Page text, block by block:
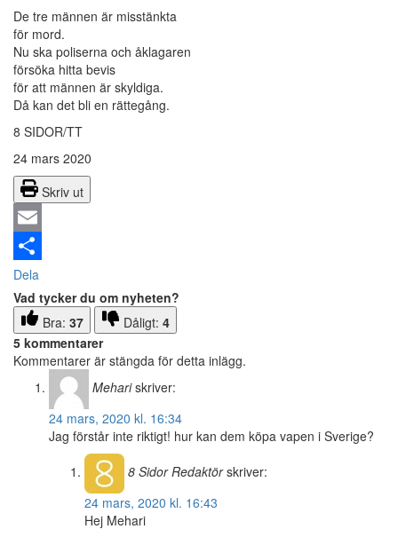
De tre männen är misstänkta
för mord.
Nu ska poliserna och åklagaren
försöka hitta bevis
för att männen är skyldiga.
Då kan det bli en rättegång.
8 SIDOR/TT
24 mars 2020
Skriv ut
Email
Dela
Vad tycker du om nyheten?
Bra: 37 Dåligt: 4
5 kommentarer
Kommentarer är stängda för detta inlägg.
Mehari skriver:
24 mars, 2020 kl. 16:34
Jag förstår inte riktigt! hur kan dem köpa vapen i Sverige?
8 SidorRedaktör skriver:
24 mars, 2020 kl. 16:43
Hej Mehari